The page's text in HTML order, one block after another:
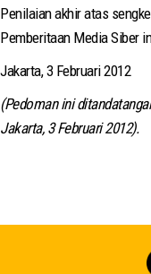
Penilaian akhir atas
Pemberitaan Media Siber
Jakarta, 3 Februari 2012
(Pedoman ini
Jakarta, 3 Februari 2012).